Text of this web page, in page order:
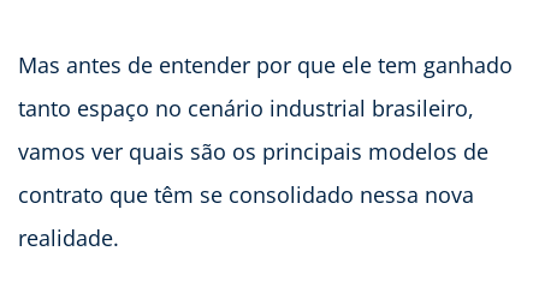
Mas antes de entender por que ele tem ganhado
tanto espaço no cenário industrial brasileiro,
vamos ver quais são os principais modelos de
contrato que têm se consolidado nessa nova
realidade.